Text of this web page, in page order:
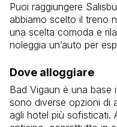
Puoi raggiungere
abbiamo scelto il treno
una scelta comoda e
noleggia un’auto per
Dove alloggiare
Bad Vigaun è una base
sono diverse opzioni di
agli hotel più sofisticati.